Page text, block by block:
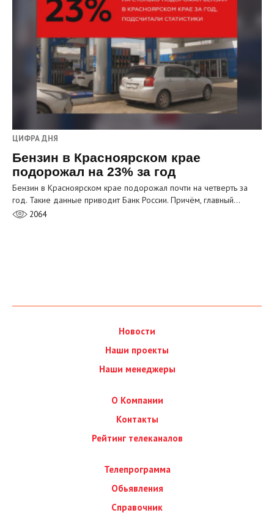
ЦИФРА ДНЯ
Бензин в Красноярском крае
подорожал на 23% за год
Бензин в Красноярском крае подорожал почти на четверть за
год. Такие данные приводит Банк России. Причём, главный…
2064
Новости
Наши проекты
Наши менеджеры
О Компании
Контакты
Рейтинг телеканалов
Телепрограмма
Обьявления
Справочник